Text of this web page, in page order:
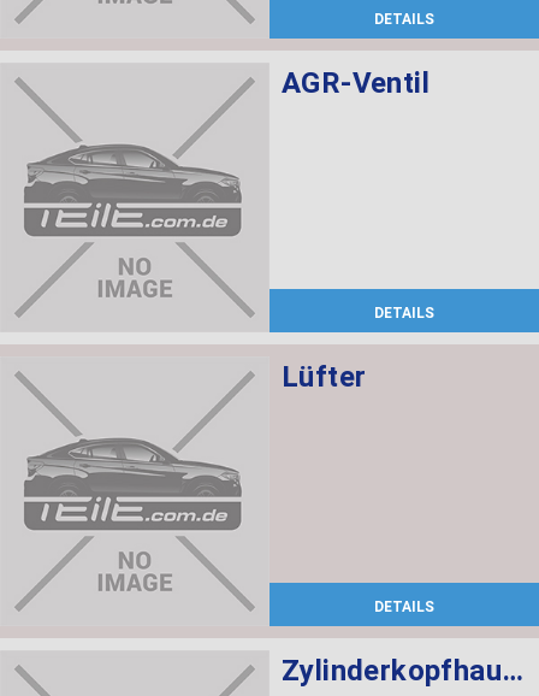
DETAILS
AGR-Ventil
DETAILS
Lüfter
DETAILS
Zylinderkopfhaube